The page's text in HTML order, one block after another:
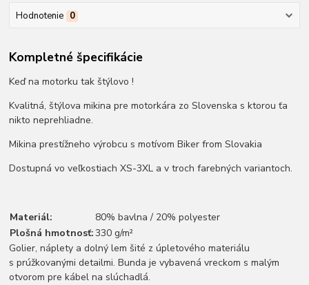
Hodnotenie 0
Kompletné špecifikácie
Keď na motorku tak štýlovo !
Kvalitná, štýlova mikina pre motorkára zo Slovenska s ktorou ťa
nikto neprehliadne.
Mikina prestížneho výrobcu s motívom Biker from Slovakia
Dostupná vo veľkostiach XS-3XL a v troch farebných variantoch.
Materiál:
80% bavlna / 20% polyester
Plošná hmotnosť:330 g/m²
Golier, náplety a dolný lem šité z úpletového materiálu
s prúžkovanými detailmi. Bunda je vybavená vreckom s malým
otvorom pre kábel na slúchadlá.